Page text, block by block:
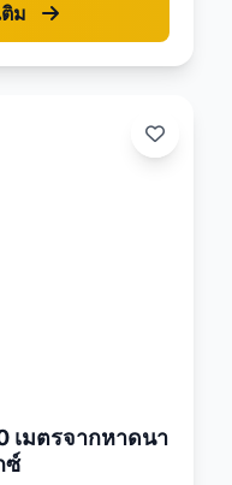
ติม
เมตรจากหาดนา
ซ์